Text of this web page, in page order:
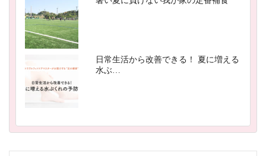
日常生活から改善できる！ 夏に増える
水ぶ…